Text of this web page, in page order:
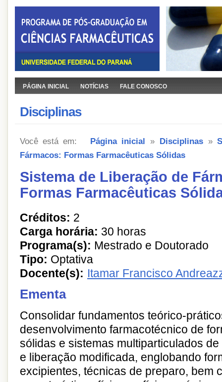
PÁGINA INICIAL NOTÍCIAS FALE CONOSCO
Disciplinas
Você está em: Página inicial » Disciplinas »
Fármacos: Formas Farmacêuticas Sólidas
Sistema de Liberação de
Formas Farmacêuticas
Créditos: 2
Carga horária: 30 horas
Programa(s): Mestrado e Doutorado
Tipo: Optativa
Docente(s): Itamar Francisco
Ementa
Consolidar fundamentos teórico-
desenvolvimento farmacotécnico de
sólidas e sistemas multiparticulados
e liberação modificada, englobando
excipientes, técnicas de preparo, bem